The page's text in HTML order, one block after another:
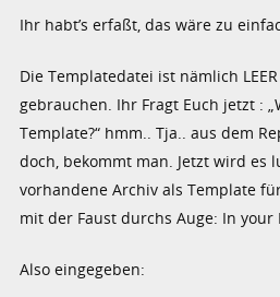
Ihr habt’s erfaßt, das wäre zu
Die Templatedatei ist nämlich
gebrauchen. Ihr Fragt Euch jetzt :
Template?“ hmm.. Tja.. aus dem
doch, bekommt man. Jetzt wird es
vorhandene Archiv als Template
mit der Faust durchs Auge: In your
Also eingegeben: